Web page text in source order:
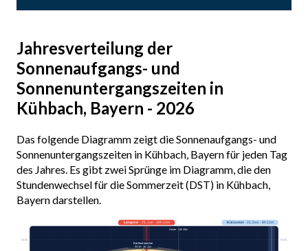
Jahresverteilung der
Sonnenaufgangs- und
Sonnenuntergangszeiten in
Kühbach, Bayern - 2026
Das folgende Diagramm zeigt die Sonnenaufgangs- und
Sonnenuntergangszeiten in Kühbach, Bayern für jeden Tag
des Jahres. Es gibt zwei Sprünge im Diagramm, die den
Stundenwechsel für die Sommerzeit (DST) in Kühbach,
Bayern darstellen.
03:00 03:00
Längster· 21. Jun · 16h 11m Kürzester· 21. Dez · 8h 21m
Heute · 14h 49m
Earliest sunrise
05:10 · 16. Jun